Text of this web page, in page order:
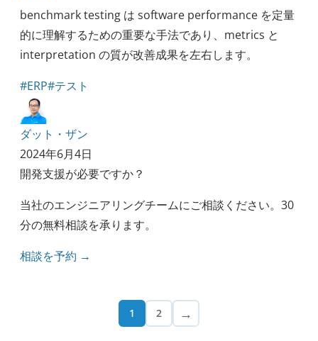
benchmark testing は software performance を定量
的に理解するための重要な手法であり、metrics と
interpretation の質が改善成果を左右します。
#ERP#テスト
ダット・ザン
2024年6月4日
開発支援が必要ですか？
当社のエンジニアリングチームにご相談ください。30
分の無料相談を承ります。
相談を予約 →
1 2 →